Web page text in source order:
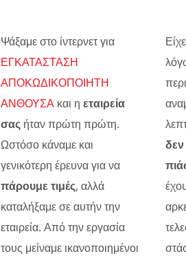
Ψάξαμε στο ίντερνετ για
ΕΓΚΑΤΑΣΤΑΣΗ
ΑΠΟΚΩΔΙΚΟΠΟΙΗΤΗ
ΑΝΘΟΥΣΑ και η εταιρεία
σας ήταν πρώτη πρώτη.
Ωστόσο κάναμε και
γενικότερη έρευνα για να
πάρουμε τιμές, αλλά
καταλήξαμε σε αυτήν την
εταιρεία. Από την εργασία
τους μείναμε ικανοποιημένοι